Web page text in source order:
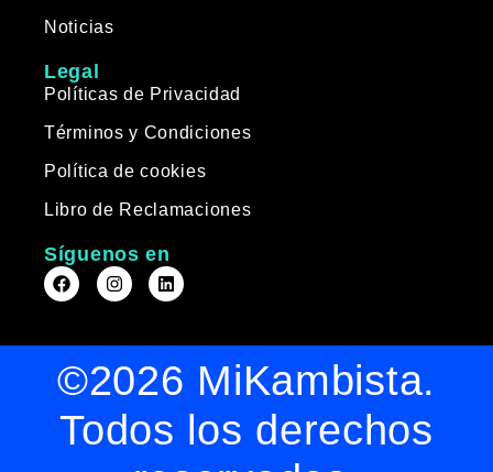
Noticias
Legal
Políticas de Privacidad
Términos y Condiciones
Política de cookies
Libro de Reclamaciones
Síguenos en
©2026 MiKambista.
Todos los derechos